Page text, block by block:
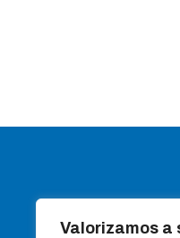
Valorizamos a